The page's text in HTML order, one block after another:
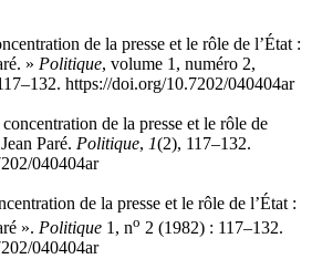
de la presse et le rôle de l’État :
» Politique, volume 1, numéro 2,
https://doi.org/10.7202/040404ar
de la presse et le rôle de
Paré. Politique, 1(2), 117–132.
040404ar
de la presse et le rôle de l’État :
». Politique 1, no 2 (1982) : 117–132.
040404ar